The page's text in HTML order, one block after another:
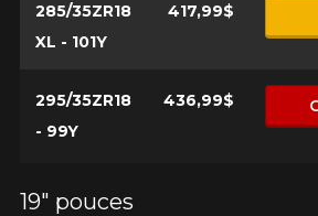
285/35ZR18
XL - 101Y
417,99$
295/35ZR18
- 99Y
436,99$
19" pouces